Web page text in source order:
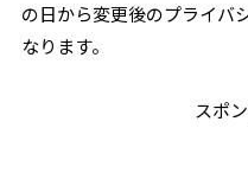
の日から変更後のプライバ
なります。
スポ